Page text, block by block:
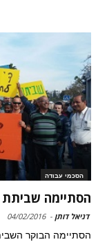
הסכמי עבודה
הסתיימה שביתת
דניאל דותן -
04/02/2016
הסתיימה הבוקר